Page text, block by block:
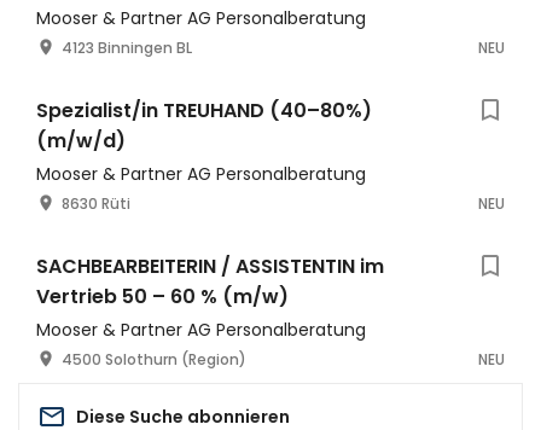
Festanstellung (m/w)
Mooser & Partner AG Personalberatung
4123 Binningen BL NEU
Spezialist/in TREUHAND (40–80%)
(m/w/d)
Mooser & Partner AG Personalberatung
8630 Rüti NEU
SACHBEARBEITERIN / ASSISTENTIN im
Vertrieb 50 – 60 % (m/w)
Mooser & Partner AG Personalberatung
4500 Solothurn (Region) NEU
Diese Suche abonnieren